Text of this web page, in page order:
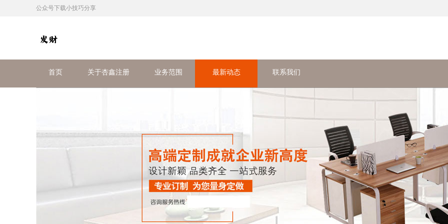
公众号下载小技巧分享
首页 关于杏鑫注册 业务范围 最新动态 联系我们